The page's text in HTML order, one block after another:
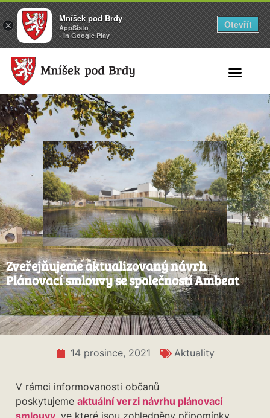
Zveřejňujeme aktualizovaný návrh
Plánovací smlouvy se společností Ambeat
14 prosince, 2021 Aktuality
V rámci informovanosti občanů
poskytujeme aktuální verzi návrhu plánovací
smlouvy, ve které jsou zohledněny připomínky
×
Mníšek pod Brdy
AppSisto
- In Google Play
Otevřít